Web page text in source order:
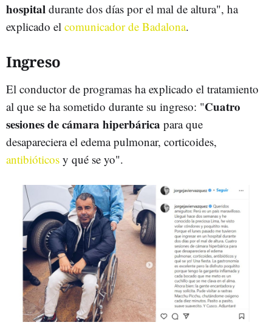
hospital durante dos días por el mal de altura", ha
explicado el comunicador de Badalona.
Ingreso
El conductor de programas ha explicado el tratamiento
al que se ha sometido durante su ingreso: "Cuatro
sesiones de cámara hiperbárica para que
desapareciera el edema pulmonar, corticoides,
antibióticos y qué se yo".